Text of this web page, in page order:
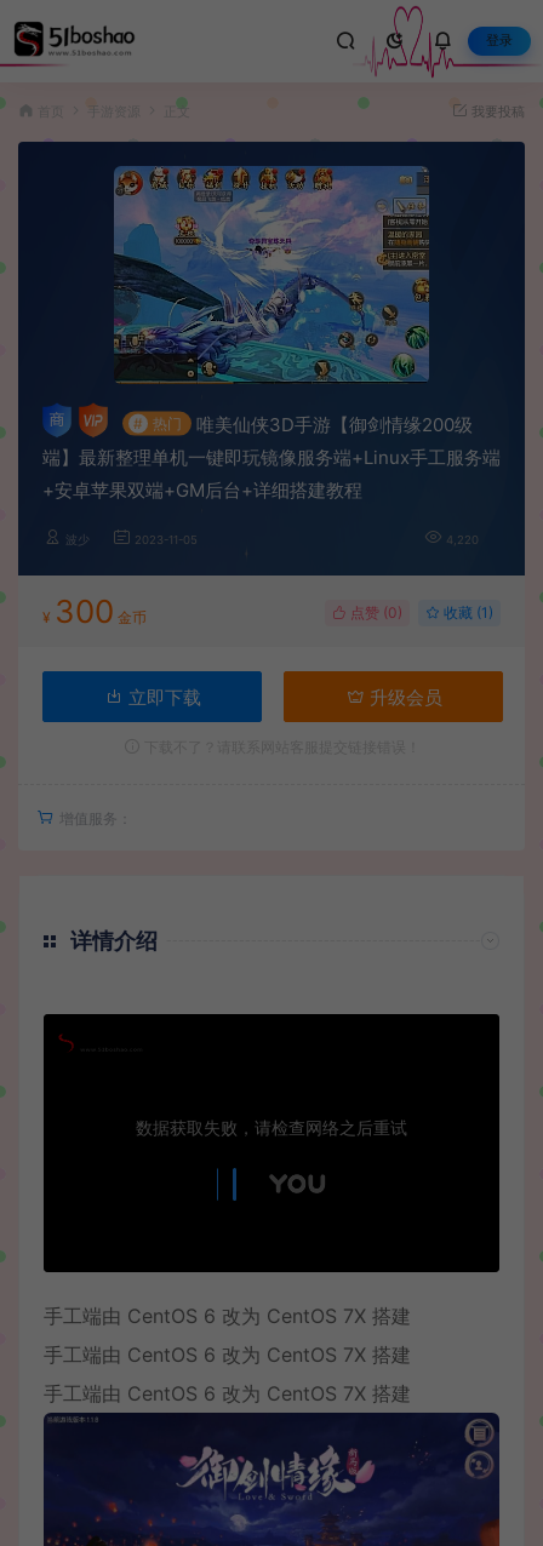
登录
手游资源 正文 我要投稿
# 热门
唯美仙侠3D手游【御剑情缘200级
端】最新整理单机一键即玩镜像服务端+Linux手工服务端
+安卓苹果双端+GM后台+详细搭建教程
波少 2023-11-05 4,220
¥ 300 金币 点赞 (0) 收藏 (1)
立即下载 升级会员
增值服务：
详情介绍
手工端由 CentOS 6 改为 CentOS 7X 搭建
手工端由 CentOS 6 改为 CentOS 7X 搭建
手工端由 CentOS 6 改为 CentOS 7X 搭建